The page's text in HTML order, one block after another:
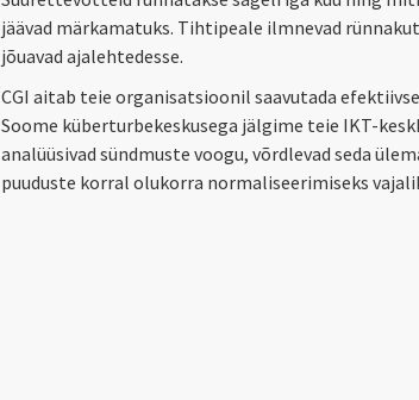
jäävad märkamatuks. Tihtipeale ilmnevad
jõuavad ajalehtedesse.
CGI aitab teie organisatsioonil saavutada
Soome küberturbekeskusega jälgime teie IKT-
analüüsivad sündmuste voogu, võrdlevad seda
puuduste korral olukorra normaliseerimiseks